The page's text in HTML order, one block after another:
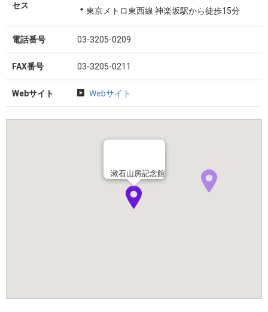
セス
東京メトロ東西線 神楽坂駅から徒歩15分
電話番号 03-3205-0209
FAX番号 03-3205-0211
Webサイト Webサイト
漱石山房記念館